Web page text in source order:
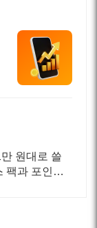
원대로 쓸
팩과 포인트